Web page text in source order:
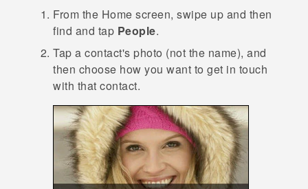
ỨNG DỤNG
HỖ TRỢ
From the Home screen, swipe up and then
find and tap People.
Tap a contact's photo (not the name), and
then choose how you want to get in touch
with that contact.